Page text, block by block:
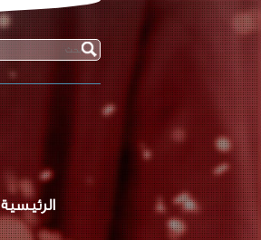
الرئيسية